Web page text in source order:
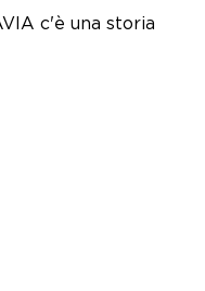
c'è una storia